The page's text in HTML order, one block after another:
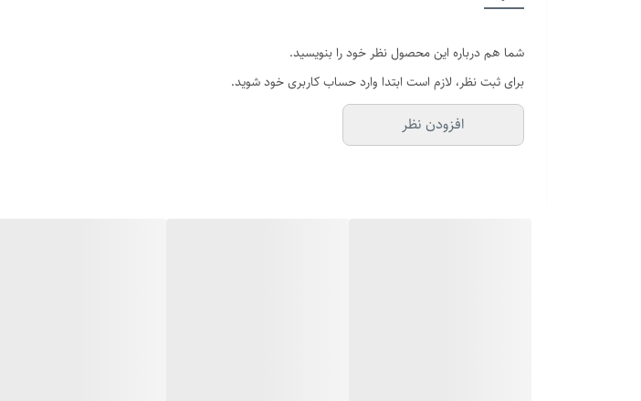
شما هم درباره این محصول نظر خود را بنویسید.
برای ثبت نظر، لازم است ابتدا وارد حساب کاربری خود شوید.
افزودن نظر